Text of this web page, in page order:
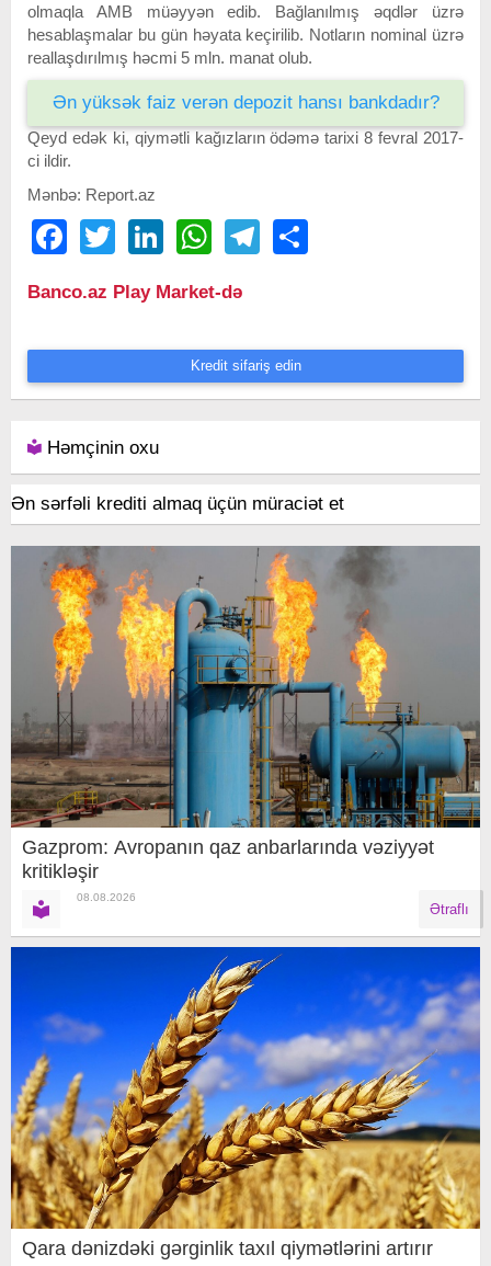
olmaqla AMB müəyyən edib. Bağlanılmış əqdlər üzrə
hesablaşmalar bu gün həyata keçirilib. Notların nominal üzrə
reallaşdırılmış həcmi 5 mln. manat olub.
Ən yüksək faiz verən depozit hansı bankdadır?
Qeyd edək ki, qiymətli kağızların ödəmə tarixi 8 fevral 2017-
ci ildir.
Mənbə: Report.az
FacebookTwitter LinkedIn WhatsAppTelegram
Banco.az Play Market-də
Kredit sifariş edin
Həmçinin oxu
Ən sərfəli krediti almaq üçün müraciət et
Gazprom: Avropanın qaz anbarlarında vəziyyət
kritikləşir
08.08.2026
Ətraflı
Qara dənizdəki gərginlik taxıl qiymətlərini artırır